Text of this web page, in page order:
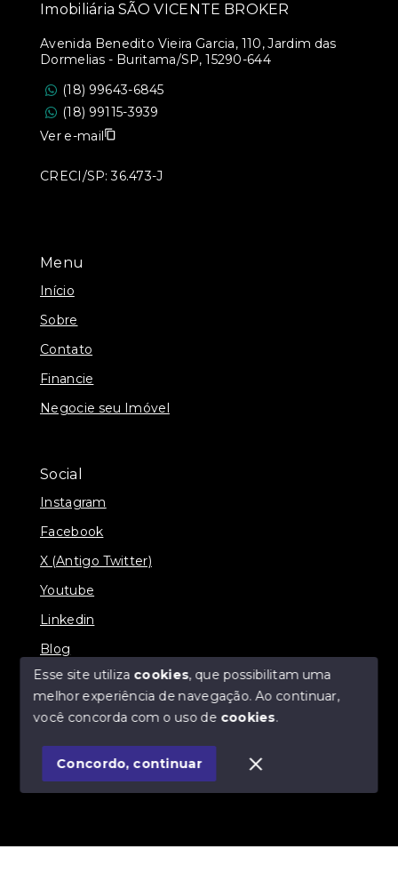
Menu
Início
Sobre
Contato
Financie
Negocie seu Imóvel
Social
Instagram
Facebook
X (Antigo Twitter)
Youtube
Linkedin
Blog
© Copyright 2026 - Imobiliária SÃO VICENTE
SITE PARA IMOBILIARIA
Imobiliária SÃO VICENTE BROKER
Avenida Benedito Vieira Garcia, 110, Jardim das
Dormelias - Buritama/SP, 15290-644
(18) 99643-6845
(18) 99115-3939
Ver e-mail
CRECI/SP: 36.473-J
Esse site utiliza cookies, que possibilitam uma
melhor experiência de navegação.Ao continuar,
você concorda com o uso de cookies.
Concordo, continuar